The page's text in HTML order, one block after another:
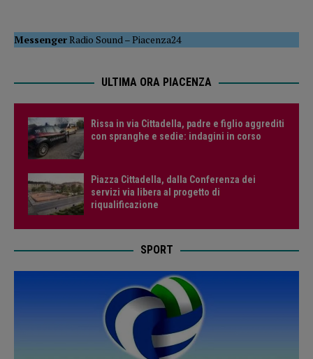
MessengerRadio Sound –Piacenza24
ULTIMA ORA PIACENZA
Rissa in via Cittadella, padre e figlio aggrediti
con spranghe e sedie: indagini in corso
Piazza Cittadella, dalla Conferenza dei
servizi via libera al progetto di
riqualificazione
SPORT